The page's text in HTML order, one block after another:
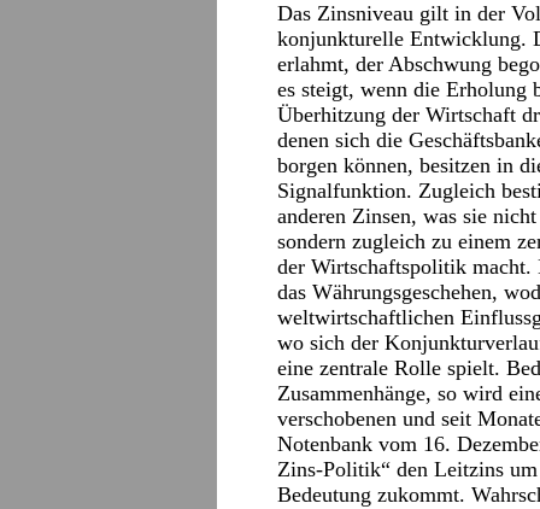
Das Zinsniveau gilt in der
konjunkturelle Entwicklung.
erlahmt, der Abschwung
es steigt, wenn die Erholung
Überhitzung der Wirtschaft
denen sich die
borgen können, besitzen in
Signalfunktion. Zugleich
anderen Zinsen, was sie
sondern zugleich zu einem
der Wirtschaftspolitik macht.
das Währungsgeschehen,
weltwirtschaftlichen
wo sich der
eine zentrale Rolle spielt.
Zusammenhänge, so wird
verschobenen und seit
Notenbank vom 16.
Zins-Politik“ den Leitzins
Bedeutung zukommt.